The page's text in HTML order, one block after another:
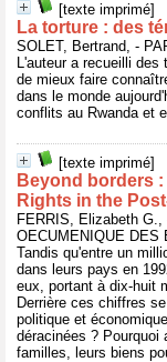
[texte imprimé]
La torture : des
SOLET, Bertrand, -
L'auteur a recueilli
de mieux faire
dans le monde
conflits au Rwanda et
[texte imprimé]
Beyond borders
Rights in the
FERRIS, Elizabeth
OECUMENIQUE DES
Tandis qu'entre un
dans leurs pays en
eux, portant à dix-huit
Derrière ces chiffres
politique et
déracinées ? Pourquoi
familles, leurs biens